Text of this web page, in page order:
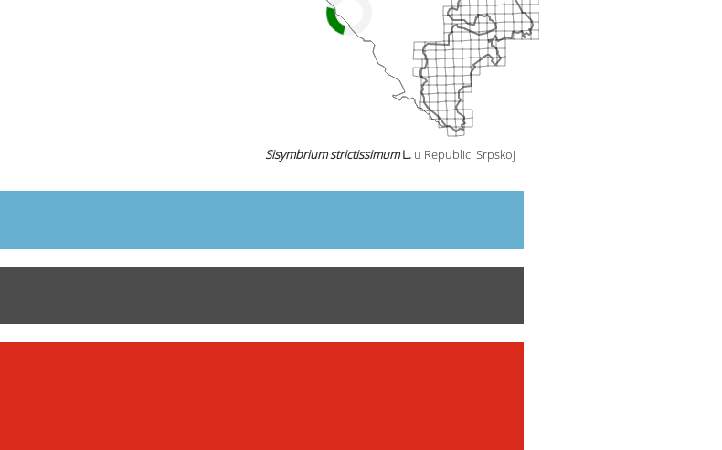
Sisymbrium strictissimumL. u Republici Srpskoj